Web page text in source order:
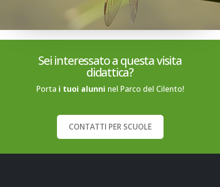
Sei interessato a questa visita
didattica?
Porta i tuoi alunni nel Parco del Cilento!
CONTATTI PER SCUOLE